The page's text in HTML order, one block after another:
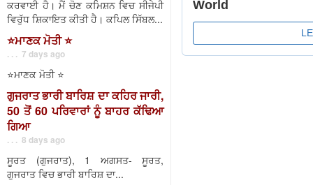
ਕਰਵਾਈ ਹੈ। ਮੈਂ ਚੋਣ ਕਮਿਸ਼ਨ ਵਿਚ ਸੀਜੇਪੀ
ਵਿਰੁੱਧ ਸ਼ਿਕਾਇਤ ਕੀਤੀ ਹੈ। ਕਪਿਲ ਸਿੱਬਲ...
⭐️ਮਾਣਕ ਮੋਤੀ ⭐️
. . . 7 days ago
⭐️ਮਾਣਕ ਮੋਤੀ ⭐️
ਗੁਜਰਾਤ ਭਾਰੀ ਬਾਰਿਸ਼ ਦਾ ਕਹਿਰ ਜਾਰੀ,
50 ਤੋਂ 60 ਪਰਿਵਾਰਾਂ ਨੂੰ ਬਾਹਰ ਕੱਢਿਆ
ਗਿਆ
. . . 8 days ago
ਸੂਰਤ (ਗੁਜਰਾਤ), 1 ਅਗਸਤ- ਸੂਰਤ,
ਗੁਜਰਾਤ ਵਿਚ ਭਾਰੀ ਬਾਰਿਸ਼ ਦਾ...